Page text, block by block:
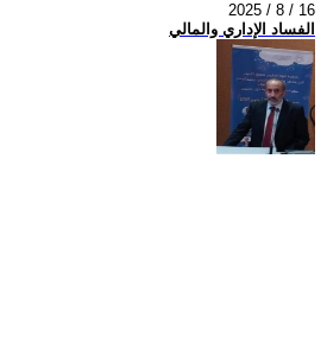
2025 / 8 / 16
الفساد الإداري والمالي